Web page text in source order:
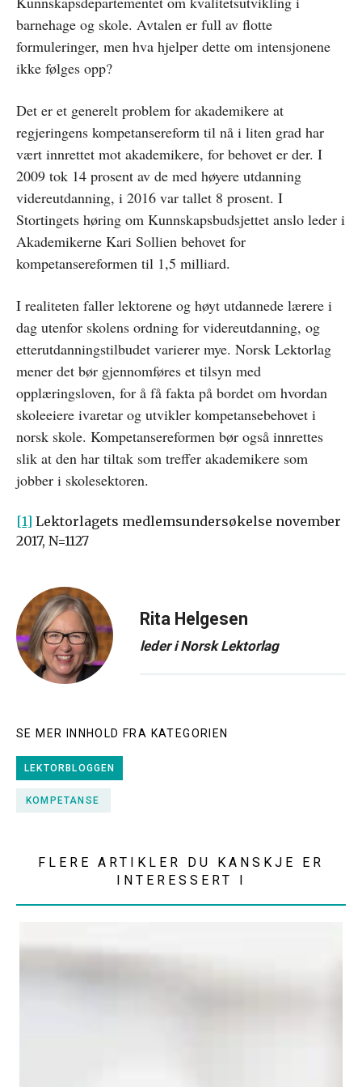
Rita Helgesen
leder i Norsk Lektorlag
barnehage og skole. Avtalen er full av flotte
formuleringer, men hva hjelper dette om intensjonene
ikke følges opp?
Det er et generelt problem for akademikere at
regjeringens kompetansereform til nå i liten grad har
vært innrettet mot akademikere, for behovet er der. I
2009 tok 14 prosent av de med høyere utdanning
videreutdanning, i 2016 var tallet 8 prosent. I
Stortingets høring om Kunnskapsbudsjettet anslo leder i
Akademikerne Kari Sollien behovet for
kompetansereformen til 1,5 milliard.
I realiteten faller lektorene og høyt utdannede lærere i
dag utenfor skolens ordning for videreutdanning, og
etterutdanningstilbudet varierer mye. Norsk Lektorlag
mener det bør gjennomføres et tilsyn med
opplæringsloven, for å få fakta på bordet om hvordan
skoleeiere ivaretar og utvikler kompetansebehovet i
norsk skole. Kompetansereformen bør også innrettes
slik at den har tiltak som treffer akademikere som
jobber i skolesektoren.
[1] Lektorlagets medlemsundersøkelse november
2017, N=1127
SE MER INNHOLD FRA KATEGORIEN
LEKTORBLOGGEN
KOMPETANSE
FLERE ARTIKLER DU KANSKJE ER
INTERESSERT I